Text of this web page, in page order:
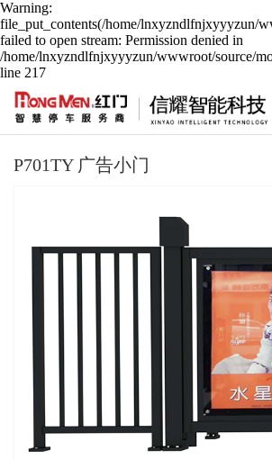
Warning:
file_put_contents(/home/lnxyzndlfnjxyyyzun/
failed to open stream: Permission denied in
/home/lnxyzndlfnjxyyyzun/wwwroot/source/
line 217
P701TY 广告小门